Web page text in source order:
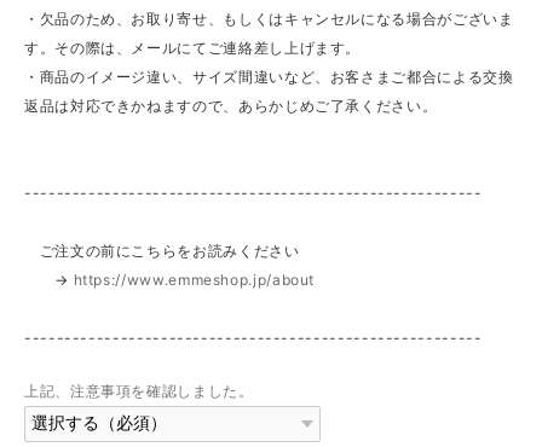
・欠品のため、お取り寄せ、もしくはキャンセルになる場合がございま
す。その際は、メールにてご連絡差し上げます。
・商品のイメージ違い、サイズ間違いなど、お客さまご都合による交換
返品は対応できかねますので、あらかじめご了承ください。
---------------------------------------------------------
ご注文の前にこちらをお読みください
→ https://www.emmeshop.jp/about
---------------------------------------------------------
上記、注意事項を確認しました。